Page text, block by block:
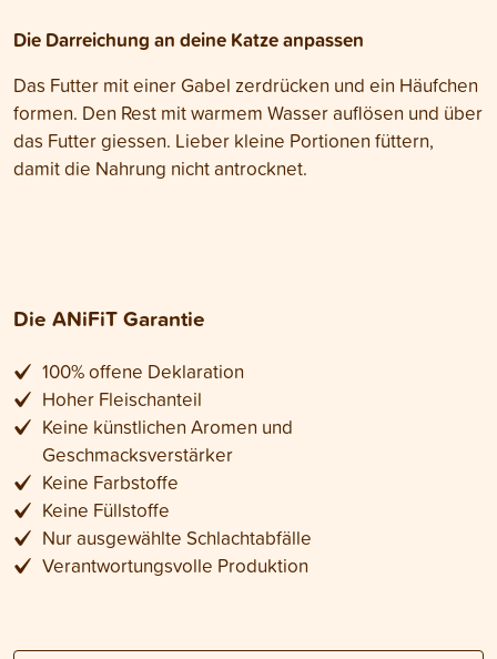
Die Darreichung an deine Katze anpassen
Das Futter mit einer Gabel zerdrücken und ein Häufchen
formen. Den Rest mit warmem Wasser auflösen und über
das Futter giessen. Lieber kleine Portionen füttern,
damit die Nahrung nicht antrocknet.
Die ANiFiT Garantie
100% offene Deklaration
Hoher Fleischanteil
Keine künstlichen Aromen und
Geschmacksverstärker
Keine Farbstoffe
Keine Füllstoffe
Nur ausgewählte Schlachtabfälle
Verantwortungsvolle Produktion